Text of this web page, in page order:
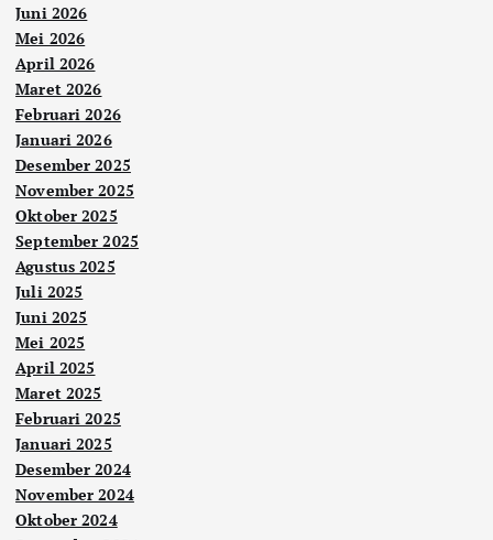
Juni 2026
Mei 2026
April 2026
Maret 2026
Februari 2026
Januari 2026
Desember 2025
November 2025
Oktober 2025
September 2025
Agustus 2025
Juli 2025
Juni 2025
Mei 2025
April 2025
Maret 2025
Februari 2025
Januari 2025
Desember 2024
November 2024
Oktober 2024